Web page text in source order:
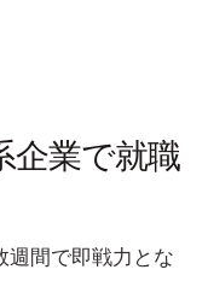
企業で就職
週間で即戦力とな